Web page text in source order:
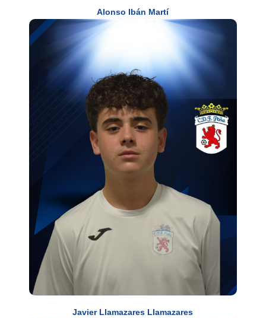
Alonso Ibán Martí
Javier Llamazares Llamazares